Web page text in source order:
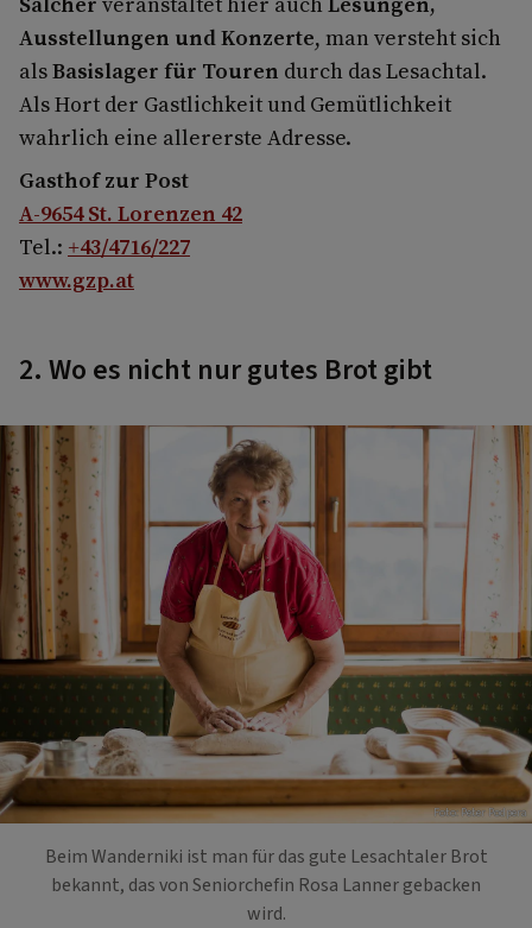
Ausstellungen und Konzerte, man versteht sich
alsBasislager für Touren durch das Lesachtal.
Als Hort der Gastlichkeit und Gemütlichkeit
wahrlich eine allererste Adresse.
Gasthof zur Post
A-9654 St. Lorenzen 42
Tel.: +43/4716/227
www.gzp.at
2. Wo es nicht nur gutes Brot gibt
Foto: Peter Podpera
Beim Wanderniki ist man für das gute Lesachtaler Brot
bekannt, das von Seniorchefin Rosa Lanner gebacken
wird.